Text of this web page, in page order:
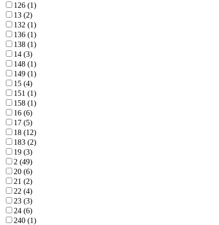
126 (1)
13 (2)
132 (1)
136 (1)
138 (1)
14 (3)
148 (1)
149 (1)
15 (4)
151 (1)
158 (1)
16 (6)
17 (5)
18 (12)
183 (2)
19 (3)
2 (49)
20 (6)
21 (2)
22 (4)
23 (3)
24 (6)
240 (1)